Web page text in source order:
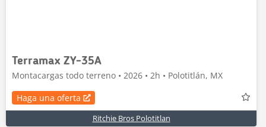
Terramax ZY-35A
Montacargas todo terreno • 2026 • 2h • Polotitlán, MX
Haga una oferta
Ritchie Bros Polotitlan